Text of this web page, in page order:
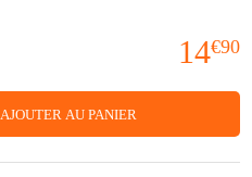
14€90
AJOUTER AU PANIER